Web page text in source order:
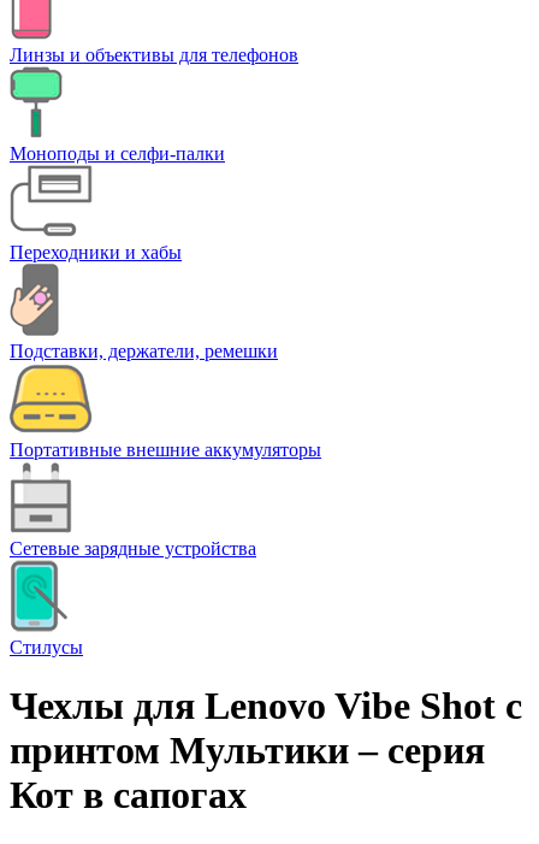
Линзы и объективы для телефонов
Моноподы и селфи-палки
Переходники и хабы
Подставки, держатели, ремешки
Портативные внешние аккумуляторы
Сетевые зарядные устройства
Стилусы
Чехлы для Lenovo Vibe Shot с
принтом Мультики – cерия
Кот в сапогах